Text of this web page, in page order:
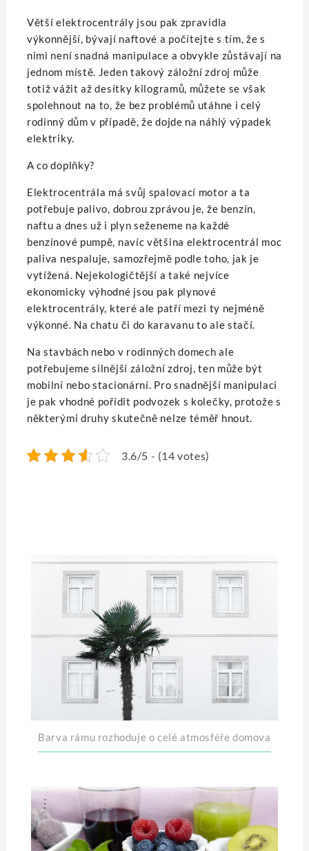
Větší elektrocentrály jsou pak zpravidla
výkonnější, bývají naftové a počítejte s tím, že s
nimi není snadná manipulace a obvykle zůstávají na
jednom místě. Jeden takový záložní zdroj může
totiž vážit až desítky kilogramů, můžete se však
spolehnout na to, že bez problémů utáhne i celý
rodinný dům v případě, že dojde na náhlý výpadek
elektriky.
A co doplňky?
Elektrocentrála má svůj spalovací motor a ta
potřebuje palivo, dobrou zprávou je, že benzín,
naftu a dnes už i plyn seženeme na každé
benzínové pumpě, navíc většina elektrocentrál moc
paliva nespaluje, samozřejmě podle toho, jak je
vytížená. Nejekologičtější a také nejvíce
ekonomicky výhodné jsou pak plynové
elektrocentrály, které ale patří mezi ty nejméně
výkonné. Na chatu či do karavanu to ale stačí.
Na stavbách nebo v rodinných domech ale
potřebujeme silnější záložní zdroj, ten může být
mobilní nebo stacionární. Pro snadnější manipulaci
je pak vhodné pořídit podvozek s kolečky, protože s
některými druhy skutečně nelze téměř hnout.
3.6/5 - (14 votes)
Barva rámu rozhoduje o celé atmosféře domova